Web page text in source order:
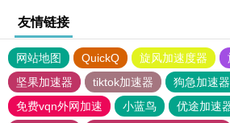
友情链接
网站地图 QuickQ 旋风加速度器
坚果加速器
tiktok加速器
狗急加速
免费vqn外网加速
小蓝鸟 优途加速